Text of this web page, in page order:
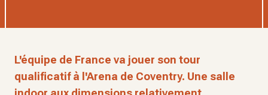
L'équipe de France va jouer son tour
qualificatif à l'Arena de Coventry. Une salle